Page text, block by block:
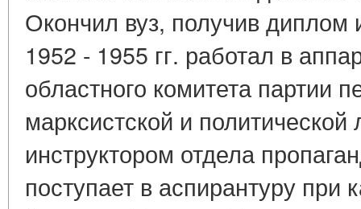
Окончил вуз, получив диплом
1952 - 1955 гг. работал в
областного комитета партии
марксистской и политической
инструктором отдела
поступает в аспирантуру при